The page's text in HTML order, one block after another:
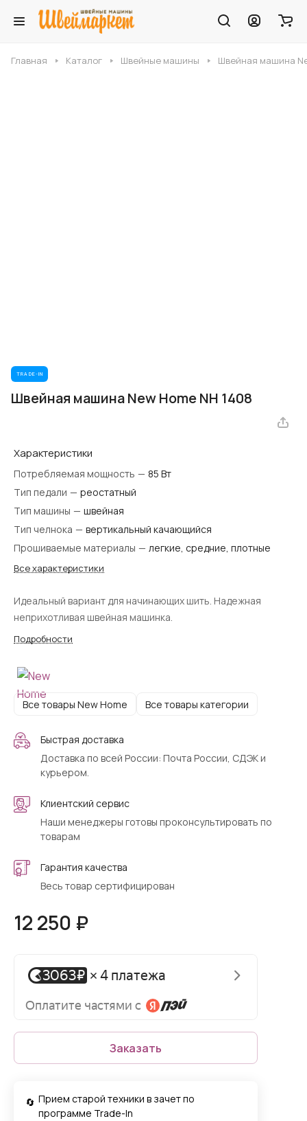
Главная Каталог Швейные машины Швейная машина
TRADE-IN
Швейная машина New Home NH 1408
Характеристики
Потребляемая мощность — 85 Вт
Тип педали — реостатный
Тип машины — швейная
Тип челнока — вертикальный качающийся
Прошиваемые материалы — легкие, средние, плотные
Все характеристики
Идеальный вариант для начинающих шить. Надежная
неприхотливая швейная машинка.
Подробности
Все товары New Home Все товары категории
Быстрая доставка
Доставка по всей России: Почта России, СДЭК и
курьером.
Клиентский сервис
Наши менеджеры готовы проконсультировать по
товарам
Гарантия качества
Весь товар сертифицирован
12 250 ₽
Заказать
Прием старой техники в зачет по
программе Trade-In